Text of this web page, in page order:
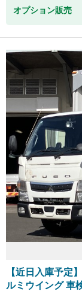
オプション販売
【近日入庫予定
ルミウイング 車